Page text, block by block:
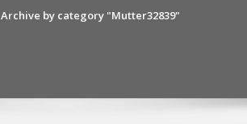
Archive by category "Mutter32839"